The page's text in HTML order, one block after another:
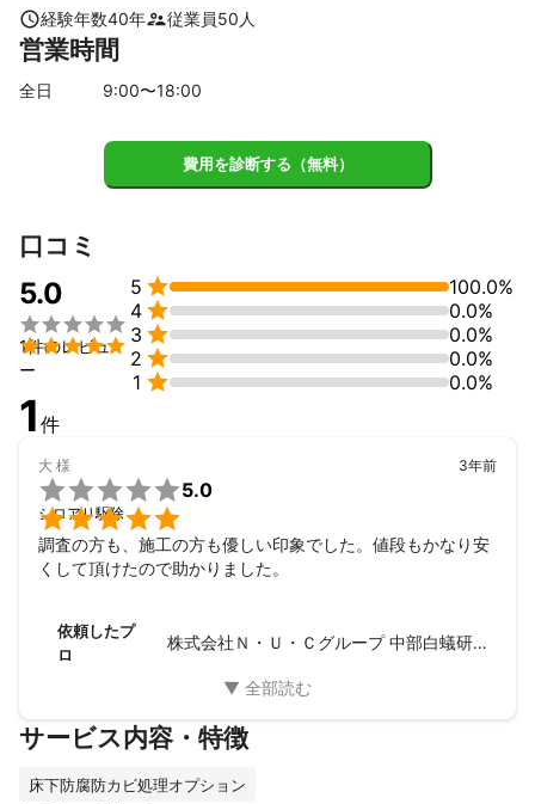
ン､アパート､店舗､工場､公共施設､商業ビルなど､累計10万件もの､
あらゆる家屋のシロアリの駆除､防除に取り組んできました｡
アピールポイント
弊社は40年以上の実績があり、ありがたいことに多くの工務店・
調査・施工員は毎日2～4件の白蟻防除工事にお伺いしているの
で、同業他社に比べて経験豊富な社員が多数在籍しています。
経験年数40年 従業員50 人
営業時間
全日 9:00〜18:00
費用を診断する（無料）
口コミ
5.0


1件のレビュ
ー
5 
100.0%
4 
0.0%
3 
0.0%
2 
0.0%
1  0.0%
1 件
大 様


5.0
シロアリ駆除
3年前
調査の方も、施工の方も優しい印象でした。値段もかなり安
くして頂けたので助かりました。
依頼したプ
ロ
株式会社Ｎ・Ｕ・Ｃグループ 中部白蟻研究所
サービス内容・特徴
床下防腐防カビ処理オプション